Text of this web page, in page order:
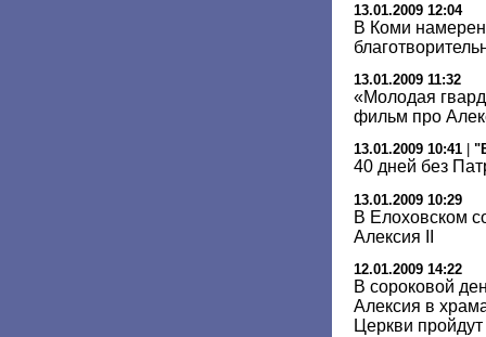
13.01.2009 12:04
В Коми
13.01.2009 11:32
«Молодая
фильм про
13.01.2009 10:41
40 дней без
13.01.2009 10:29
В Елоховском
Алексия II
12.01.2009 14:22
В сороковой
Алексия в
Церкви